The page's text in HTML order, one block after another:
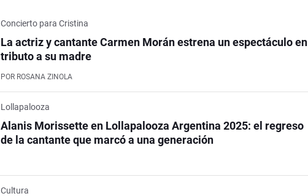
Concierto para Cristina
La actriz y cantante Carmen Morán estrena un espectáculo en
tributo a su madre
POR ROSANA ZINOLA
Lollapalooza
Alanis Morissette en Lollapalooza Argentina 2025: el regreso
de la cantante que marcó a una generación
Cultura